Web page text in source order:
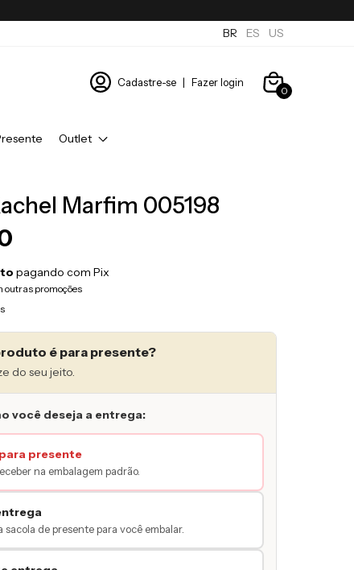
BR ES US
Cadastre-se | Fazer login
0
Outlet
Marfim 005198
pagando com Pix
outras promoções
é para presente?
do seu jeito.
você deseja a entrega:
presente
na embalagem padrão.
sacola de presente para você embalar.